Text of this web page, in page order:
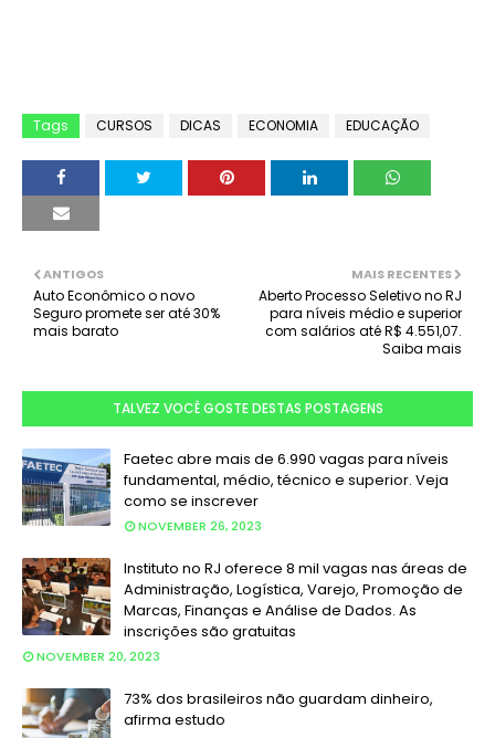
Tags CURSOS DICAS ECONOMIA EDUCAÇÃO
MAIS RECENTES
Aberto Processo Seletivo no RJ
para níveis médio e superior
com salários até R$ 4.551,07.
Saiba mais
ANTIGOS
Auto Econômico o novo
Seguro promete ser até 30%
mais barato
TALVEZ VOCÊ GOSTE DESTAS POSTAGENS
Faetec abre mais de 6.990 vagas para níveis
fundamental, médio, técnico e superior. Veja
como se inscrever
NOVEMBER 26, 2023
Instituto no RJ oferece 8 mil vagas nas áreas de
Administração, Logística, Varejo, Promoção de
Marcas, Finanças e Análise de Dados. As
inscrições são gratuitas
NOVEMBER 20, 2023
73% dos brasileiros não guardam dinheiro,
afirma estudo